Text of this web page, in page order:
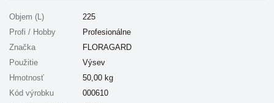
Objem (L)
225
Profi / Hobby
Profesionálne
Značka
FLORAGARD
Použitie
Výsev
Hmotnosť
50,00 kg
Kód výrobku
000610